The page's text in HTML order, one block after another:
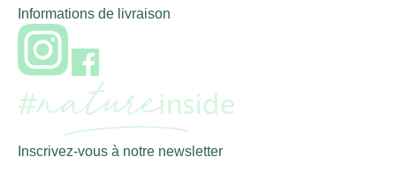
Informations de livraison
Inscrivez-vous à notre newsletter